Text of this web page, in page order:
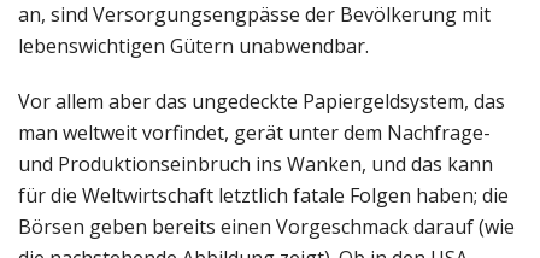
an, sind Versorgungsengpässe der Bevölkerung mit
lebenswichtigen Gütern unabwendbar.
Vor allem aber das ungedeckte Papiergeldsystem, das
man weltweit vorfindet, gerät unter dem Nachfrage-
und Produktionseinbruch ins Wanken, und das kann
für die Weltwirtschaft letztlich fatale Folgen haben; die
Börsen geben bereits einen Vorgeschmack darauf (wie